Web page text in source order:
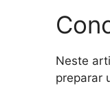
Neste
preparar